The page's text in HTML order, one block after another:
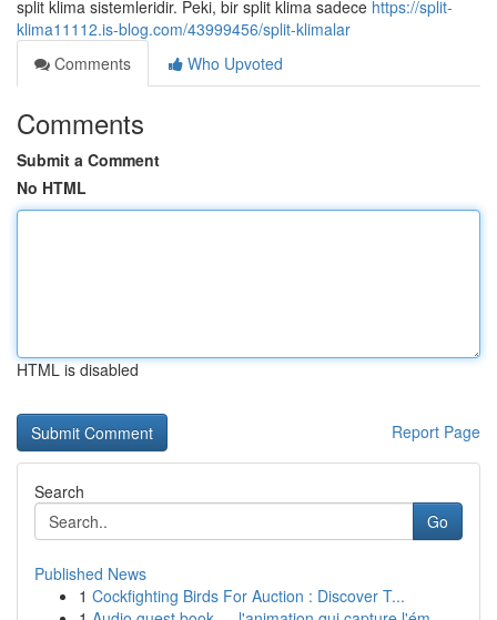
split klima sistemleridir. Peki, bir split klima sadece https://split-
klima11112.is-blog.com/43999456/split-klimalar
Comments
Who Upvoted
Comments
Submit a Comment
No HTML
HTML is disabled
Report Page
Search
Go
Published News
1 Cockfighting Birds For Auction : Discover T...